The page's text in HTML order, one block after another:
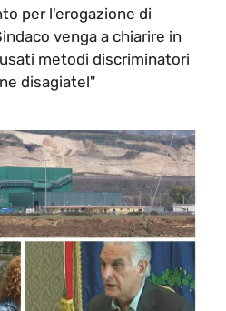
per l'erogazione di
venga a chiarire in
metodi discriminatori
disagiate!"